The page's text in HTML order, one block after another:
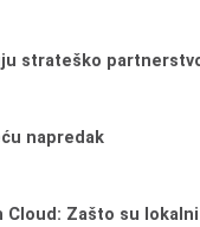
strateško
napredak
Cloud: Zašto su